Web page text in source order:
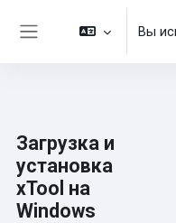
Перейти к основному
Вы
Загрузка и
установка
xTool на
Windows